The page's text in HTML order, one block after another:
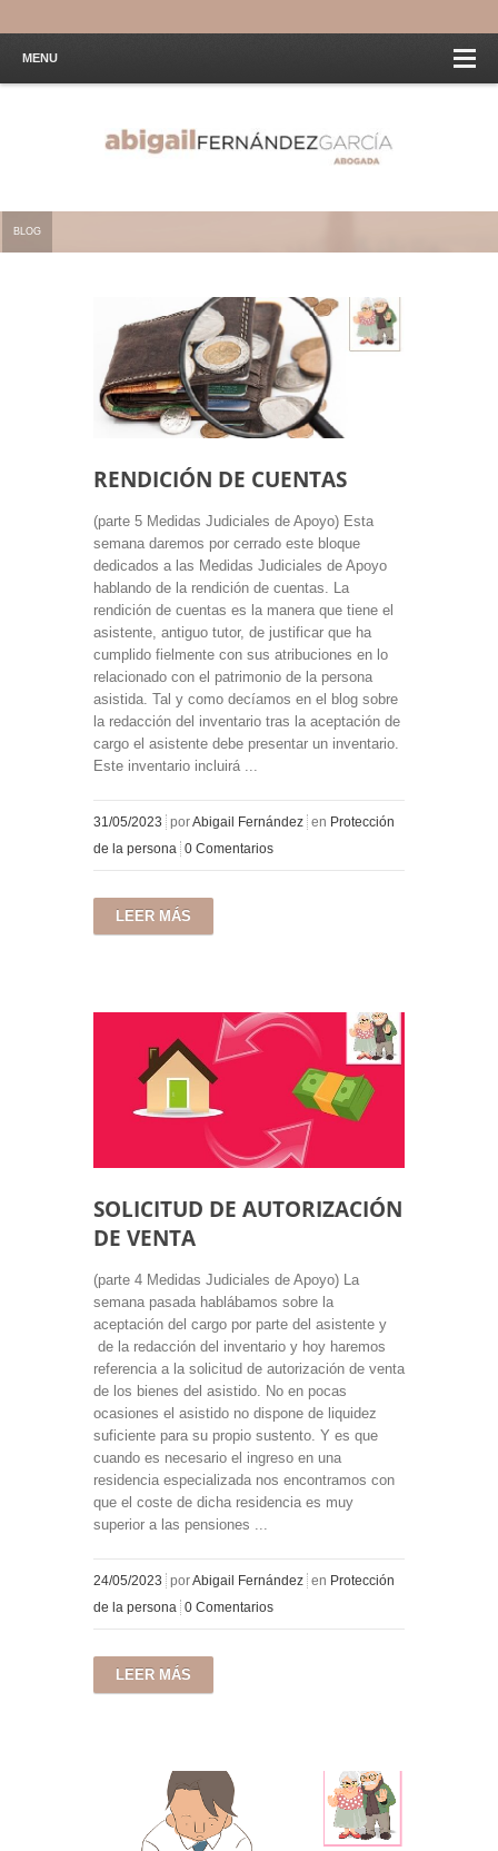
MENU
BLOG
RENDICIÓN DE CUENTAS
(parte 5 Medidas Judiciales de Apoyo) Esta
semana daremos por cerrado este bloque
dedicados a las Medidas Judiciales de Apoyo
hablando de la rendición de cuentas. La
rendición de cuentas es la manera que tiene el
asistente, antiguo tutor, de justificar que ha
cumplido fielmente con sus atribuciones en lo
relacionado con el patrimonio de la persona
asistida. Tal y como decíamos en el blog sobre
la redacción del inventario tras la aceptación de
cargo el asistente debe presentar un inventario.
Este inventario incluirá ...
31/05/2023 porAbigail Fernández en Protección
de la persona 0 Comentarios
LEER MÁS
SOLICITUD DE AUTORIZACIÓN
DE VENTA
(parte 4 Medidas Judiciales de Apoyo) La
semana pasada hablábamos sobre la
aceptación del cargo por parte del asistente y
de la redacción del inventario y hoy haremos
referencia a la solicitud de autorización de venta
de los bienes del asistido. No en pocas
ocasiones el asistido no dispone de liquidez
suficiente para su propio sustento. Y es que
cuando es necesario el ingreso en una
residencia especializada nos encontramos con
que el coste de dicha residencia es muy
superior a las pensiones ...
24/05/2023 porAbigail Fernández en Protección
de la persona 0 Comentarios
LEER MÁS